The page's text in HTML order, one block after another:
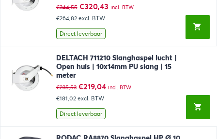
€344,55 Oorspronkelijke
prijs
was:
€344,55.
€320,43Huidige
incl. BTW
€264,82 excl. BTW
Direct leverbaar
DELTACH 711210 Slanghaspel lucht |
Open huis | 10x14mm PU slang | 15
meter
€235,53 Oorspronkelijke
prijs
was:
€235,53.
€219,04Huidige
€219,04.
incl. BTW
€181,02 excl. BTW
Direct leverbaar